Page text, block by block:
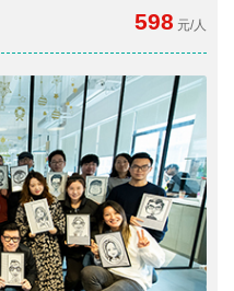
598 元/人